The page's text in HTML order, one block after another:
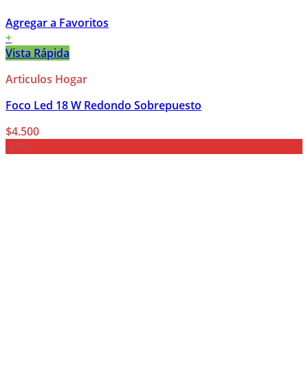
Agregar a Favoritos
+
Vista Rápida
Articulos Hogar
Foco Led 18 W Redondo Sobrepuesto
$4.500